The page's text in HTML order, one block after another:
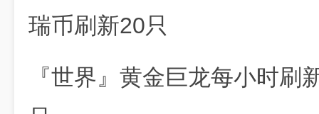
瑞币刷新20只
『世界』黄金巨龙每小时